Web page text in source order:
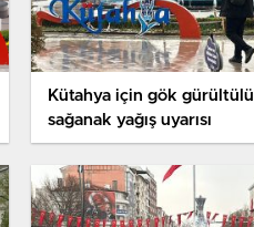
Kütahya için gök gürültülü
sağanak yağış uyarısı